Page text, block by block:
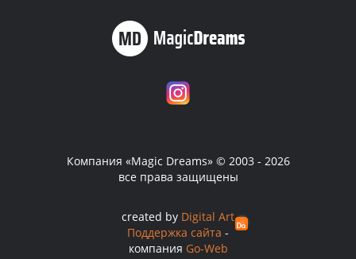
Компания «Magic Dreams» © 2003 - 2026
все права защищены
created by Digital Art
Поддержка сайта -
компания Go-Web